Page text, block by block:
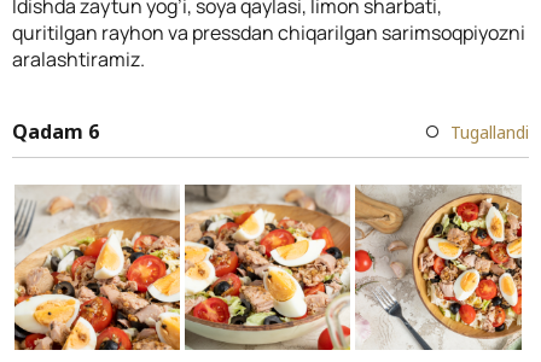
Idishda zaytun yog’i, soya qaylasi, limon sharbati,
quritilgan rayhon va pressdan chiqarilgan sarimsoqpiyozni
aralashtiramiz.
Qadam 6 Tugallandi